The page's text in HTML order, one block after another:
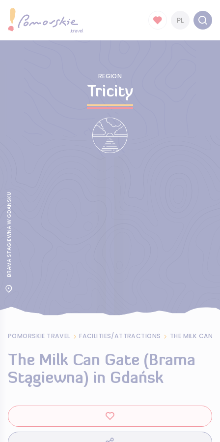
PL
REGION
Tricity
BRAMA STAGIEWNA W GDANSKU
POMORSKIE TRAVEL FACILITIES/ATTRACTIONS
The Milk Can Gate (Brama
Stągiewna) in Gdańsk